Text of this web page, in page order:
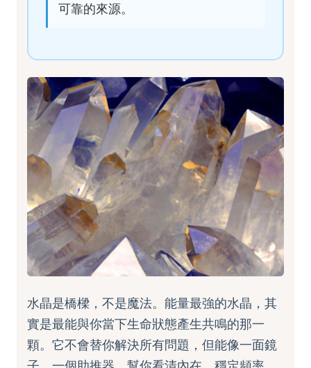
可靠的來源。
水晶是橋樑，不是魔法。能量最強的水晶，其
實是最能與你當下生命狀態產生共鳴的那一
顆。它不會替你解決所有問題，但能像一面鏡